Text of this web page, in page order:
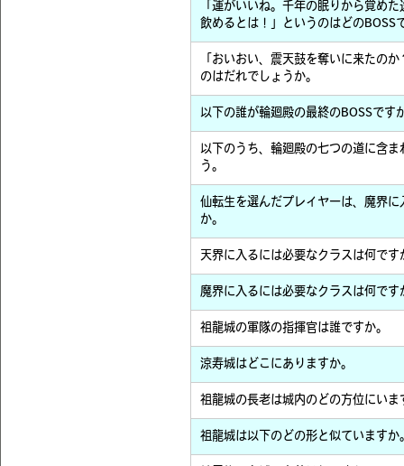
「運がいいね。千年の眠りから覚め
飲めるとは！」というのはどのBOSS
「おいおい、震天鼓を奪いに来たの
のはだれでしょうか。
以下の誰が輪廻殿の最終のBOSSです
以下のうち、輪廻殿の七つの道に含ま
う。
仙転生を選んだプレイヤーは、魔界に
か。
天界に入るには必要なクラスは何です
魔界に入るには必要なクラスは何です
祖龍城の軍隊の指揮官は誰ですか。
涼寿城はどこにありますか。
祖龍城の長老は城内のどの方位にいま
祖龍城は以下のどの形と似ていますか